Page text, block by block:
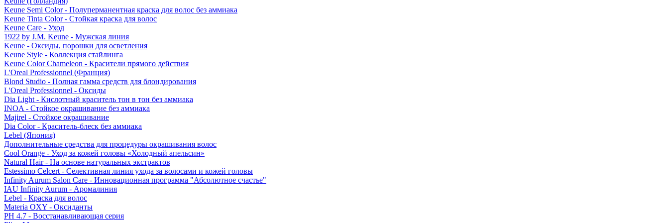
Keune Semi Color - Полуперманентная краска для волос без аммиака
Keune Tinta Color - Стойкая краска для волос
Keune Care - Уход
1922 by J.M. Keune - Мужская линия
Keune - Оксиды, порошки для осветления
Keune Style - Коллекция стайлинга
Keune Color Chameleon - Красители прямого действия
L'Oreal Professionnel (Франция)
Blond Studio - Полная гамма средств для блондирования
L'Oreal Professionnel - Оксиды
Dia Light - Кислотный краситель тон в тон без аммиака
INOA - Стойкое окрашивание без аммиака
Majirel - Стойкое окрашивание
Dia Color - Краситель-блеск без аммиака
Lebel (Япония)
Дополнительные средства для процедуры окрашивания волос
Cool Orange - Уход за кожей головы «Холодный апельсин»
Natural Hair - На основе натуральных экстрактов
Estessimo Celcert - Селективная линия ухода за волосами и кожей головы
Infinity Aurum Salon Care - Инновационная программа "Абсолютное счастье"
IAU Infinity Aurum - Аромалиния
Lebel - Краска для волос
Materia OXY - Оксиданты
PH 4.7 - Восстанавливающая серия